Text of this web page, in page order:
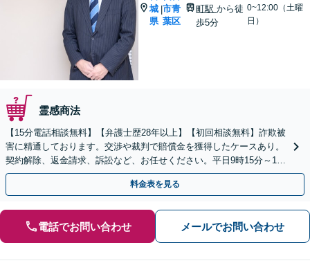
城
県
|市青
葉区
町駅から徒
歩5分
0~12:00（土曜
日）
霊感商法
【15分電話相談無料】【弁護士歴28年以上】【初回相談無料】詐欺被
害に精通しております。交渉や裁判で賠償金を獲得したケースあり。
契約解除、返金請求、訴訟など、お任せください。平日9時15分～19
時・土曜10時～12時【青葉通一番町駅5分】
料金表を見る
電話でお問い合わせ メールでお問い合わせ